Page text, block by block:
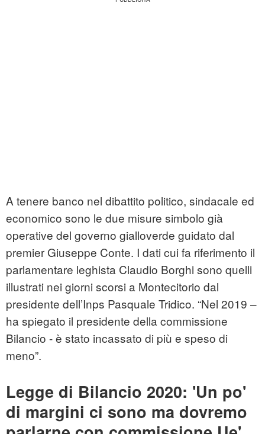
A tenere banco nel dibattito politico, sindacale ed
economico sono le due misure simbolo già
operative del governo gialloverde guidato dal
premier Giuseppe Conte. I dati cui fa riferimento il
parlamentare leghista Claudio Borghi sono quelli
illustrati nei giorni scorsi a Montecitorio dal
presidente dell’Inps Pasquale Tridico. “Nel 2019 –
ha spiegato il presidente della commissione
Bilancio - è stato incassato di più e speso di
meno”.
Legge di Bilancio 2020: 'Un po'
di margini ci sono ma dovremo